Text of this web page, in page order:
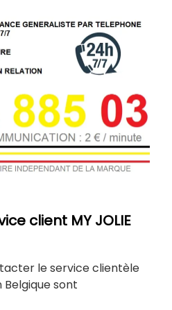
client MY JOLIE
le service clientèle
Belgique sont